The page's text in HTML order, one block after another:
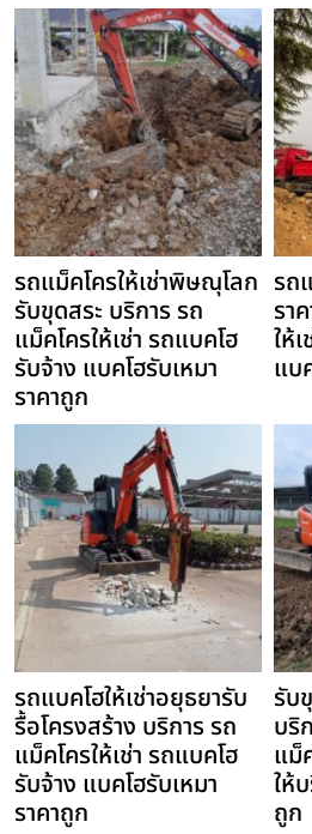
รถแม็คโครให้เช่าพิษณุโลก
รับขุดสระ บริการ รถ
แม็คโครให้เช่า รถแบคโฮ
รับจ้าง แบคโฮรับเหมา
ราคาถูก
รถ
รา
ให้
แบ
รถแบคโฮให้เช่าอยุธยารับ
รื้อโครงสร้าง บริการ รถ
แม็คโครให้เช่า รถแบคโฮ
รับจ้าง แบคโฮรับเหมา
ราคาถูก
รับ
บริ
แม็
ให้
ถูก